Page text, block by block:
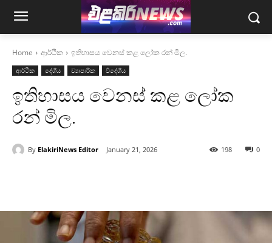
Home ආර්ථික ඉතිහාසය වෙනස් කළ ලෝක රන් මිල.
ආර්ථික දේශීය ව්‍යාපාරික විදේශීය
ඉතිහාසය වෙනස් කළ ලෝක
රන් මිල.
By ElakiriNews Editor January 21, 2026 0
198